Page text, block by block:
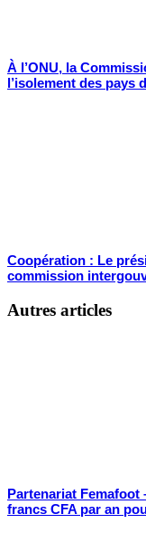
À l’ONU, la
l’isolement des pays
Coopération : Le
commission
Autres articles
Partenariat Femafoot
francs CFA par an